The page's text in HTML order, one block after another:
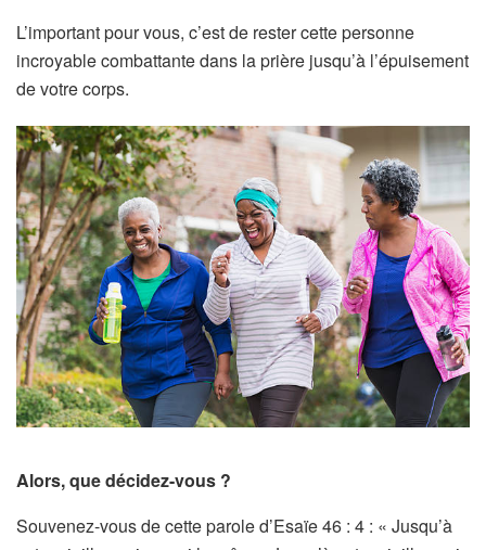
L’important pour vous, c’est de rester cette personne
incroyable combattante dans la prière jusqu’à l’épuisement
de votre corps.
Alors, que décidez-vous ?
Souvenez-vous de cette parole d’Esaïe 46 : 4 : « Jusqu’à